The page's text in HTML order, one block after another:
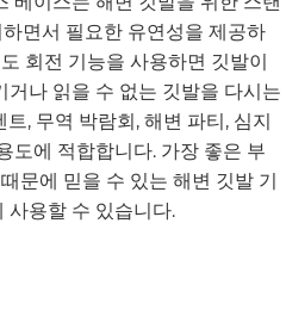
면서 필요한 유연성을 제공하
회전 기능을 사용하면 깃발이
나 읽을 수 없는 깃발을 다시는
, 무역 박람회, 해변 파티, 심지
도에 적합합니다. 가장 좋은 부
문에 믿을 수 있는 해변 깃발 기
사용할 수 있습니다.